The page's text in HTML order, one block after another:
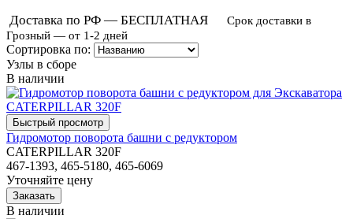
Доставка по РФ — БЕСПЛАТНАЯ
Срок доставки в
Грозный — от 1-2 дней
Сортировка по:
Узлы в сборе
В наличии
Гидромотор поворота башни с редуктором
CATERPILLAR 320F
467-1393, 465-5180, 465-6069
Уточняйте цену
В наличии